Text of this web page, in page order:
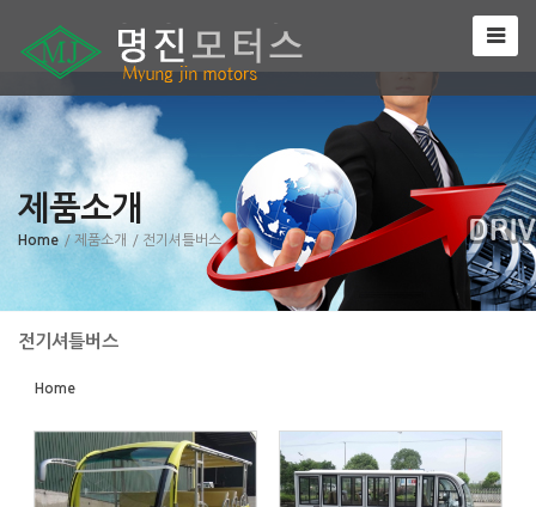
제품소개
Home / 제품소개 / 전기셔틀버스
전기셔틀버스
Home
537 590
Sketchbook5, 스케치북5
Sketchbook5, 스케치북5